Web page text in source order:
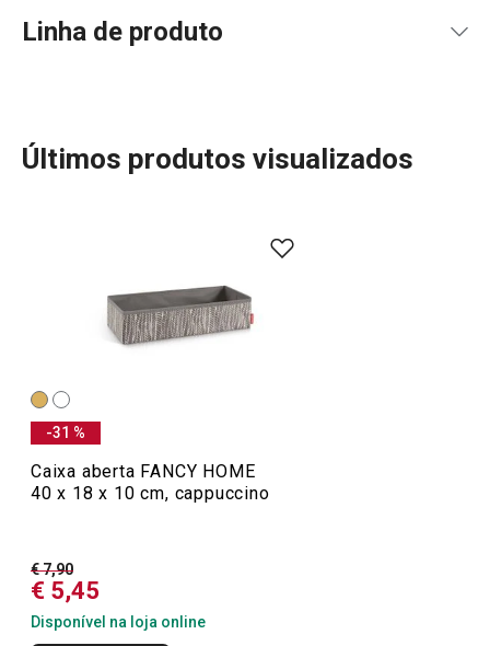
Linha de produto
produtos perfeitos para criar ambientes acolhedores e
difusores e ambientadores, pode transformar a sua casa
num espaço de bem-estar, repleto de fragrâncias
atmosfera relaxante e sofisticada. Descubra as opções
que trarão ainda mais conforto e charme ao seu lar.
Mais Vendidos
Últimos produtos visualizados
-31 %
Caixa aberta FANCY HOME
40 x 18 x 10 cm, cappuccino
€ 7,90
€ 5,45
Disponível na loja online